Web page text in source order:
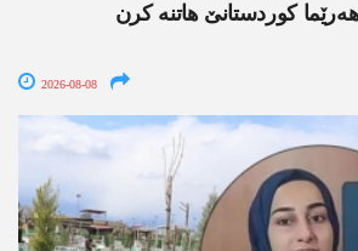
کوردستانێ ھاتنە کرن
2026-08-08